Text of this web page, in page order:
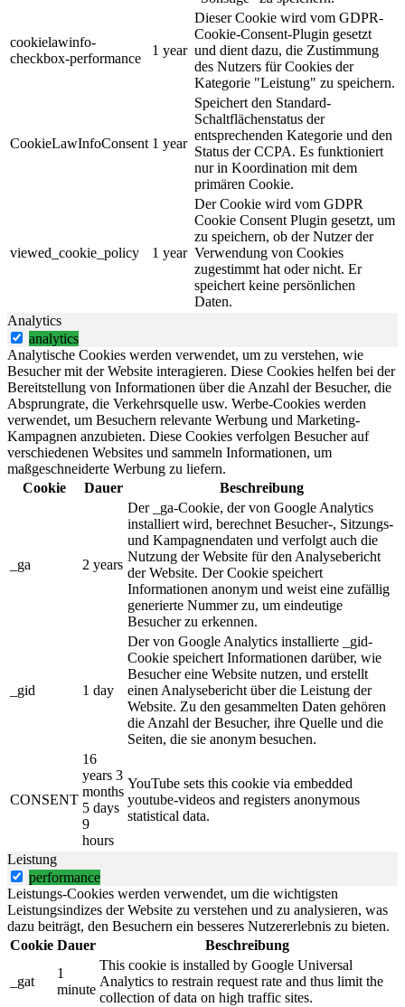
cookielawinfo-
checkbox-performance
1 year
Dieser Cookie wird vom GDPR-
Cookie-Consent-Plugin gesetzt
und dient dazu, die Zustimmung
des Nutzers für Cookies der
Kategorie "Leistung" zu speichern.
CookieLawInfoConsent 1 year
Speichert den Standard-
Schaltflächenstatus der
entsprechenden Kategorie und den
Status der CCPA. Es funktioniert
nur in Koordination mit dem
primären Cookie.
viewed_cookie_policy 1 year
Der Cookie wird vom GDPR
Cookie Consent Plugin gesetzt, um
zu speichern, ob der Nutzer der
Verwendung von Cookies
zugestimmt hat oder nicht. Er
speichert keine persönlichen
Daten.
Analytics
analytics
Analytische Cookies werden verwendet, um zu verstehen, wie
Besucher mit der Website interagieren. Diese Cookies helfen bei der
Bereitstellung von Informationen über die Anzahl der Besucher, die
Absprungrate, die Verkehrsquelle usw. Werbe-Cookies werden
verwendet, um Besuchern relevante Werbung und Marketing-
Kampagnen anzubieten. Diese Cookies verfolgen Besucher auf
verschiedenen Websites und sammeln Informationen, um
maßgeschneiderte Werbung zu liefern.
Cookie
Dauer Beschreibung
_ga 2 years
Der _ga-Cookie, der von Google Analytics
installiert wird, berechnet Besucher-, Sitzungs-
und Kampagnendaten und verfolgt auch die
Nutzung der Website für den Analysebericht
der Website. Der Cookie speichert
Informationen anonym und weist eine zufällig
generierte Nummer zu, um eindeutige
Besucher zu erkennen.
_gid 1 day
Der von Google Analytics installierte _gid-
Cookie speichert Informationen darüber, wie
Besucher eine Website nutzen, und erstellt
einen Analysebericht über die Leistung der
Website. Zu den gesammelten Daten gehören
die Anzahl der Besucher, ihre Quelle und die
Seiten, die sie anonym besuchen.
CONSENT
16
years 3
months
5 days
9
hours
YouTube sets this cookie via embedded
youtube-videos and registers anonymous
statistical data.
Leistung
performance
Leistungs-Cookies werden verwendet, um die wichtigsten
Leistungsindizes der Website zu verstehen und zu analysieren, was
dazu beiträgt, den Besuchern ein besseres Nutzererlebnis zu bieten.
Cookie Dauer Beschreibung
_gat
1
minute
This cookie is installed by Google Universal
Analytics to restrain request rate and thus limit the
collection of data on high traffic sites.